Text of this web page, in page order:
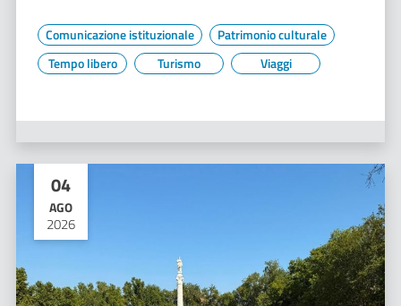
Comunicazione istituzionale
Patrimonio culturale
Tempo libero
Turismo Viaggi
04
AGO
2026